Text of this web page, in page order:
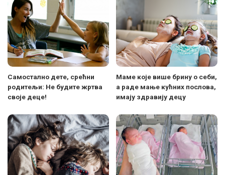
Самостално дете, срећни
родитељи: Не будите жртва
своје деце!
Маме које више брину о себи,
а раде мање кућних послова,
имају здравију децу